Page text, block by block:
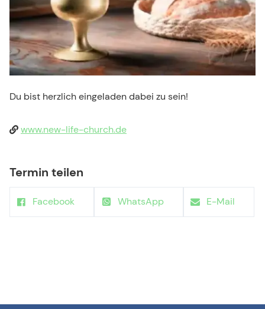
Du bist herzlich eingeladen dabei zu sein!
www.new-life-church.de
Termin teilen
Facebook WhatsApp E-Mail